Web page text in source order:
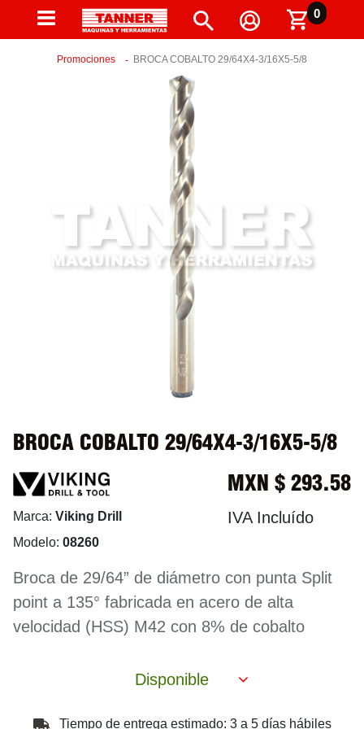
0
Promociones BROCA COBALTO 29/64X4-3/16X5-5/8
BROCA COBALTO 29/64X4-3/16X5-5/8
Marca: Viking Drill
Modelo: 08260
MXN $ 293.58
IVA Incluído
Broca de 29/64” de diámetro con punta Split
point a 135° fabricada en acero de alta
velocidad (HSS) M42 con 8% de cobalto
Disponible
Tiempo de entrega estimado: 3 a 5 días hábiles